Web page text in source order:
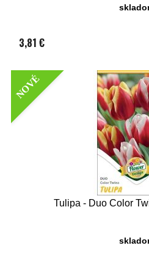
3,81 €
NOVÉ
Tulipa - Duo Color